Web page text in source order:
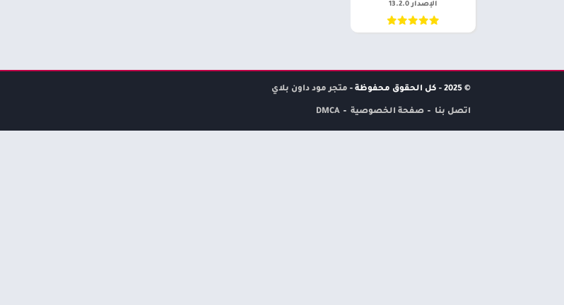
الإصدار 13.2.0
© 2025 - كل الحقوق محفوظة - متجر مود داون بلاي
اتصل بنا صفحة الخصوصية DMCA